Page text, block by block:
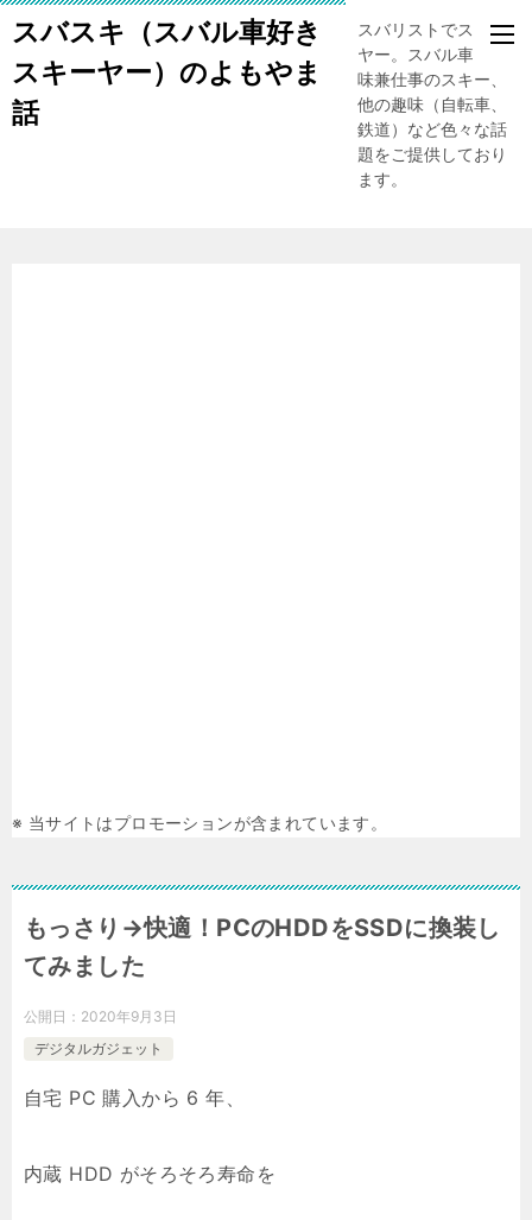
スバスキ（スバル車好き
スキーヤー）のよもやま
話
スバリストでスキー
ヤー。スバル車、趣
味兼仕事のスキー、
他の趣味（自転車、
鉄道）など色々な話
題をご提供しており
ます。
※ 当サイトはプロモーションが含まれています。
もっさり→快適！PCのHDDをSSDに換装し
てみました
公開日： 2020年9月3日
デジタルガジェット
自宅 PC 購入から 6 年、
内蔵 HDD がそろそろ寿命を